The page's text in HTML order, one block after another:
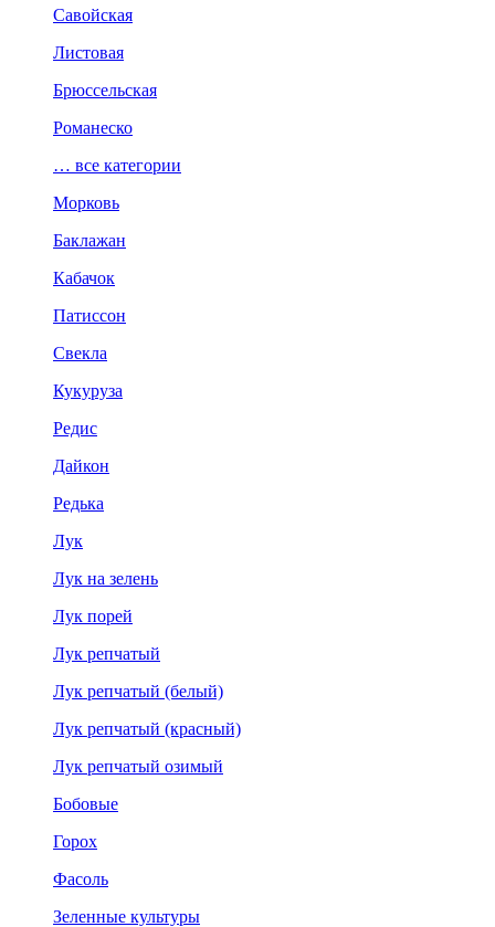
Савойская
Листовая
Брюссельская
Романеско
… все категории
Морковь
Баклажан
Кабачок
Патиссон
Свекла
Кукуруза
Редис
Дайкон
Редька
Лук
Лук на зелень
Лук порей
Лук репчатый
Лук репчатый (белый)
Лук репчатый (красный)
Лук репчатый озимый
Бобовые
Горох
Фасоль
Зеленные культуры